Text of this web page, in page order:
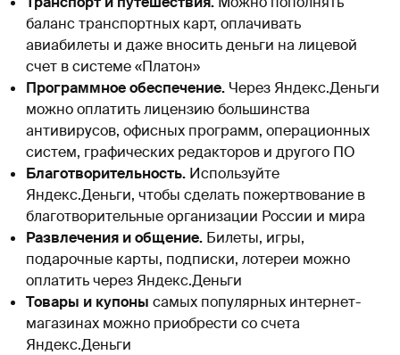
баланс транспортных карт, оплачивать
авиабилеты и даже вносить деньги на лицевой
счет в системе «Платон»
Программное обеспечение. Через Яндекс.Деньги
можно оплатить лицензию большинства
антивирусов, офисных программ, операционных
систем, графических редакторов и другого ПО
Благотворительность. Используйте
Яндекс.Деньги, чтобы сделать пожертвование в
благотворительные организации России и мира
Развлечения и общение. Билеты, игры,
подарочные карты, подписки, лотереи можно
оплатить через Яндекс.Деньги
Товары и купоны самых популярных интернет-
магазинах можно приобрести со счета
Яндекс.Деньги